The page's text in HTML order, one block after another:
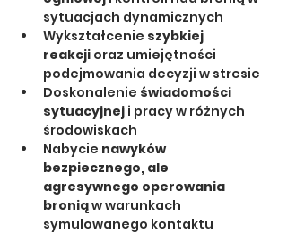
sytuacjach dynamicznych
Wykształcenie szybkiej
reakcji oraz umiejętności
podejmowania decyzji w stresie
Doskonalenie świadomości
sytuacyjnej i pracy w różnych
środowiskach
Nabycie nawyków
bezpiecznego, ale
agresywnego operowania
bronią w warunkach
symulowanego kontaktu